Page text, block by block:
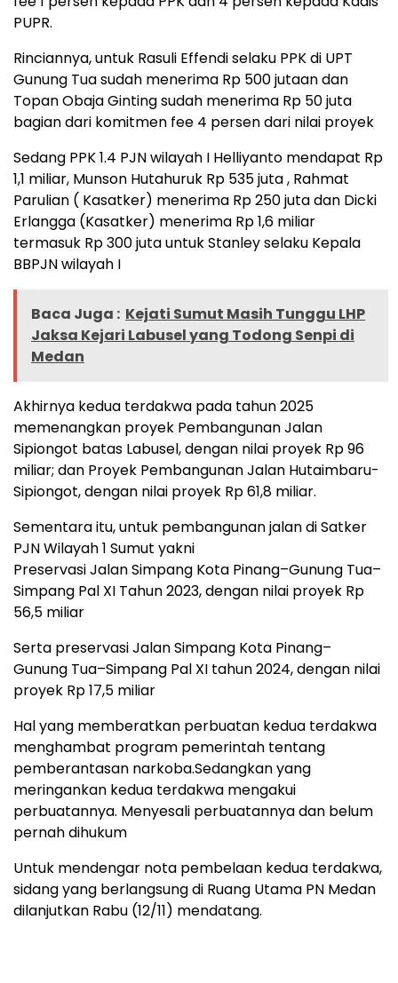
PUPR.
Rinciannya, untuk Rasuli Effendi selaku PPK di UPT
Gunung Tua sudah menerima Rp 500 jutaan dan
Topan Obaja Ginting sudah menerima Rp 50 juta
bagian dari komitmen fee 4 persen dari nilai proyek
Sedang PPK 1.4 PJN wilayah I Helliyanto mendapat Rp
1,1 miliar, Munson Hutahuruk Rp 535 juta , Rahmat
Parulian ( Kasatker) menerima Rp 250 juta dan Dicki
Erlangga (Kasatker) menerima Rp 1,6 miliar
termasuk Rp 300 juta untuk Stanley selaku Kepala
BBPJN wilayah I
Baca Juga : Kejati Sumut Masih Tunggu LHP
Jaksa Kejari Labusel yang Todong Senpi di
Medan
Akhirnya kedua terdakwa pada tahun 2025
memenangkan proyek Pembangunan Jalan
Sipiongot batas Labusel, dengan nilai proyek Rp 96
miliar; dan Proyek Pembangunan Jalan Hutaimbaru-
Sipiongot, dengan nilai proyek Rp 61,8 miliar.
Sementara itu, untuk pembangunan jalan di Satker
PJN Wilayah 1 Sumut yakni
Preservasi Jalan Simpang Kota Pinang–Gunung Tua–
Simpang Pal XI Tahun 2023, dengan nilai proyek Rp
56,5 miliar
Serta preservasi Jalan Simpang Kota Pinang–
Gunung Tua–Simpang Pal XI tahun 2024, dengan nilai
proyek Rp 17,5 miliar
Hal yang memberatkan perbuatan kedua terdakwa
menghambat program pemerintah tentang
pemberantasan narkoba.Sedangkan yang
meringankan kedua terdakwa mengakui
perbuatannya. Menyesali perbuatannya dan belum
pernah dihukum
Untuk mendengar nota pembelaan kedua terdakwa,
sidang yang berlangsung di Ruang Utama PN Medan
dilanjutkan Rabu (12/11) mendatang.